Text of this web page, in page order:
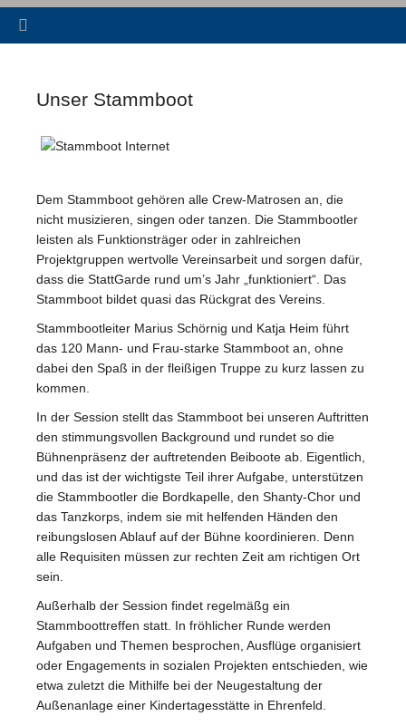
Unser Stammboot
Dem Stammboot gehören alle Crew-Matrosen an, die
nicht musizieren, singen oder tanzen. Die Stammbootler
leisten als Funktionsträger oder in zahlreichen
Projektgruppen wertvolle Vereinsarbeit und sorgen dafür,
dass die StattGarde rund um’s Jahr „funktioniert“. Das
Stammboot bildet quasi das Rückgrat des Vereins.
Stammbootleiter Marius Schörnig und Katja Heim führt
das 120 Mann- und Frau-starke Stammboot an, ohne
dabei den Spaß in der fleißigen Truppe zu kurz lassen zu
kommen.
In der Session stellt das Stammboot bei unseren Auftritten
den stimmungsvollen Background und rundet so die
Bühnenpräsenz der auftretenden Beiboote ab. Eigentlich,
und das ist der wichtigste Teil ihrer Aufgabe, unterstützen
die Stammbootler die Bordkapelle, den Shanty-Chor und
das Tanzkorps, indem sie mit helfenden Händen den
reibungslosen Ablauf auf der Bühne koordinieren. Denn
alle Requisiten müssen zur rechten Zeit am richtigen Ort
sein.
Außerhalb der Session findet regelmäßg ein
Stammboottreffen statt. In fröhlicher Runde werden
Aufgaben und Themen besprochen, Ausflüge organisiert
oder Engagements in sozialen Projekten entschieden, wie
etwa zuletzt die Mithilfe bei der Neugestaltung der
Außenanlage einer Kindertagesstätte in Ehrenfeld.